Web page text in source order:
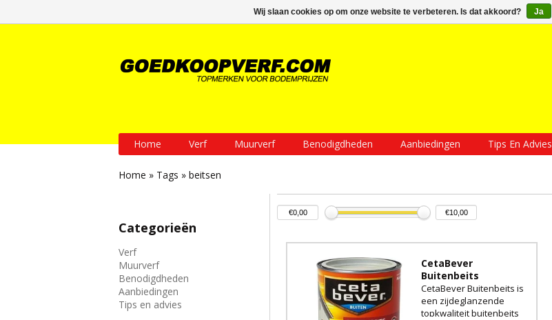
Inloggen Een account aanmaken Mijn winkelwagen €0,00
Home Verf Muurverf Benodigdheden Aanbiedingen Tips En Advies
Home » Tags » beitsen
Categorieën
Verf
Muurverf
Benodigdheden
Aanbiedingen
Tips en advies
CetaBever
Buitenbeits
CetaBever Buitenbeits is
een zijdeglanzende
topkwaliteit buitenbeits
Wij slaan cookies op om onze website te verbeteren. Is dat akkoord? Ja